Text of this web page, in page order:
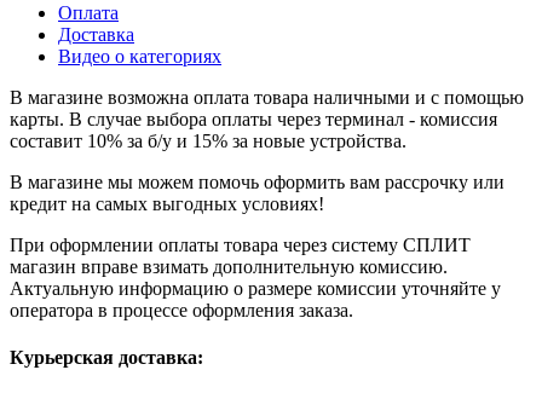
Оплата
Доставка
Видео о категориях
В магазине возможна оплата товара наличными и с помощью
карты. В случае выбора оплаты через терминал - комиссия
составит 10% за б/у и 15% за новые устройства.
В магазине мы можем помочь оформить вам рассрочку или
кредит на самых выгодных условиях!
При оформлении оплаты товара через систему СПЛИТ
магазин вправе взимать дополнительную комиссию.
Актуальную информацию о размере комиссии уточняйте у
оператора в процессе оформления заказа.
Курьерская доставка: